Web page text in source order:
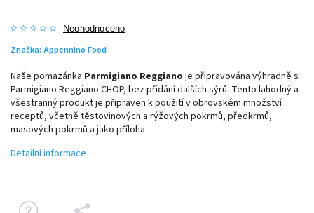
Neohodnoceno
Značka: Appennino Food
Naše pomazánka Parmigiano Reggiano je připravována výhradně s
Parmigiano Reggiano CHOP, bez přidání dalších sýrů. Tento lahodný a
všestranný produkt je připraven k použití v obrovském množství
receptů, včetně těstovinových a rýžových pokrmů, předkrmů,
masových pokrmů a jako příloha.
Detailní informace